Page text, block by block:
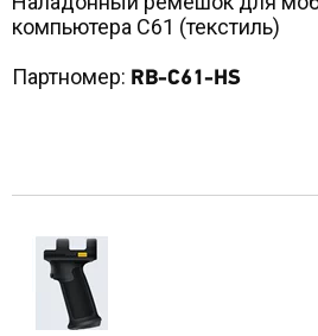
компьютера С61 (текстиль)
Партномер: RB-C61-HS